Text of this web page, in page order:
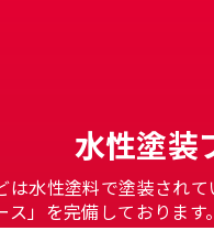
水性塗装
は水性塗料で塗装され
ス」を完備しておりま